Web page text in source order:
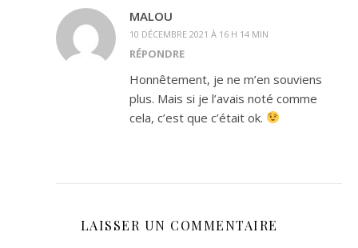
MALOU
10 DÉCEMBRE 2021 À 16 H 14 MIN
RÉPONDRE
Honnêtement, je ne m’en souviens
plus. Mais si je l’avais noté comme
cela, c’est que c’était ok.
LAISSER UN COMMENTAIRE